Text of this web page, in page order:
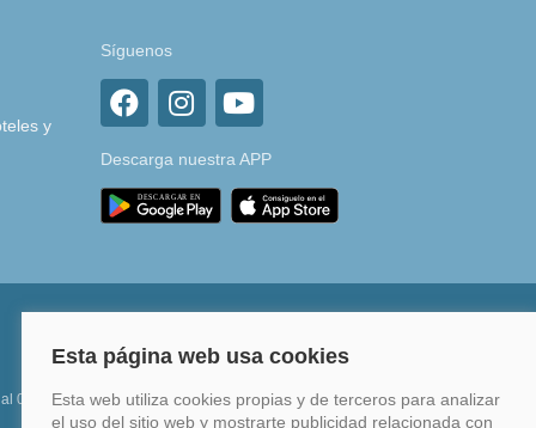
y
Síguenos
Descarga nuestra APP
0%
Financia hasta en 12 meses o en 4 pagos sin
intereses